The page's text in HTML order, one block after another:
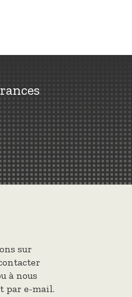
sur
à nous
par e-mail.